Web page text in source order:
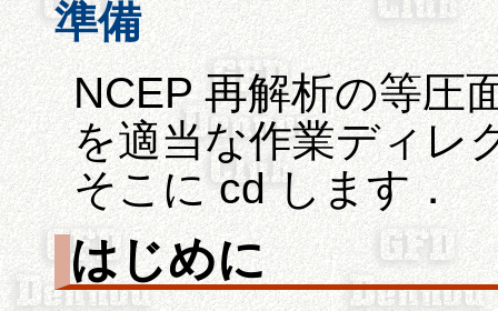
準備
NCEP 再解析の等圧
を適当な作業ディレ
そこに cd します．
はじめに